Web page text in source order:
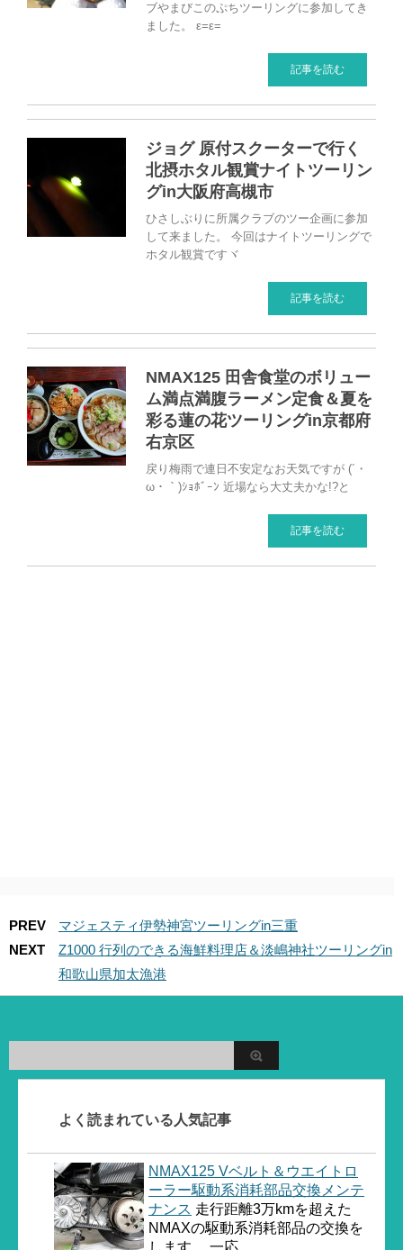
ブやまびこのぷちツーリングに参加してき
ました。 ε=ε=
記事を読む
ジョグ 原付スクーターで行く
北摂ホタル観賞ナイトツーリン
グin大阪府高槻市
ひさしぶりに所属クラブのツー企画に参加
して来ました。 今回はナイトツーリングで
ホタル観賞ですヾ
記事を読む
NMAX125 田舎食堂のボリュー
ム満点満腹ラーメン定食＆夏を
彩る蓮の花ツーリングin京都府
右京区
戻り梅雨で連日不安定なお天気ですが (´・
ω・｀)ｼｮﾎﾞｰﾝ 近場なら大丈夫かな!?と
記事を読む
PREV
マジェスティ伊勢神宮ツーリングin三重
NEXT
Z1000 行列のできる海鮮料理店＆淡嶋神社ツーリングin
和歌山県加太漁港
よく読まれている人気記事
NMAX125 Vベルト＆ウエイトロ
ーラー駆動系消耗部品交換メンテ
ナンス 走行距離3万kmを超えた
NMAXの駆動系消耗部品の交換を
します。 一応...